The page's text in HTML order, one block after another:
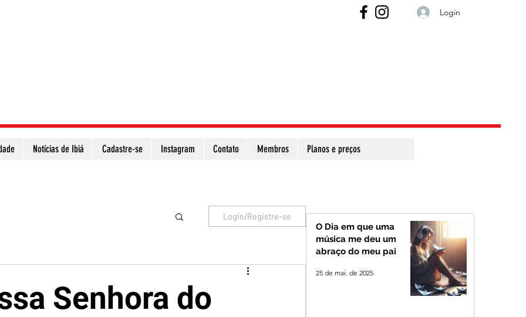
Login
Notícias de Ibiá Cadastre-se Instagram Contato Membros Planos e preços
Login/Registre-se
Senhora do
O Dia em que uma
música me deu um
abraço do meu pai
25 de mai. de 2025